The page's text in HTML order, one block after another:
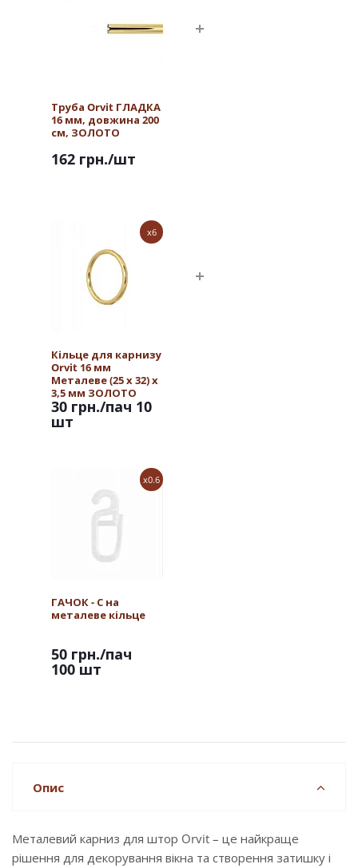
Труба Orvit ГЛАДКА
16 мм, довжина 200
см, ЗОЛОТО
162 грн./шт
x6
Кільце для карнизу
Orvit 16 мм
Металеве (25 х 32) х
3,5 мм ЗОЛОТО
30 грн./пач 10
шт
x0.6
ГАЧОК - С на
металеве кільце
50 грн./пач
100 шт
Опис
Металевий карниз для штор Orvit – це найкраще
рішення для декорування вікна та створення затишку і